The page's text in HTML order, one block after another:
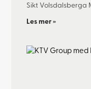
Sikt Volsdalsberga
Les mer »